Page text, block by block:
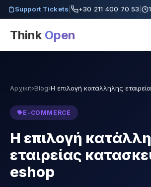
Support Tickets | +30 211 400 70 53 |
Think Open
Αρχική›Blog›Η επιλογή κατάλληλης
E-COMMERCE
Η επιλογή
εταιρείας
eshop